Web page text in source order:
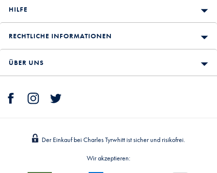
HILFE
RECHTLICHE INFORMATIONEN
ÜBER UNS
Der Einkauf bei Charles Tyrwhitt ist sicher und risikofrei.
Wir akzeptieren: